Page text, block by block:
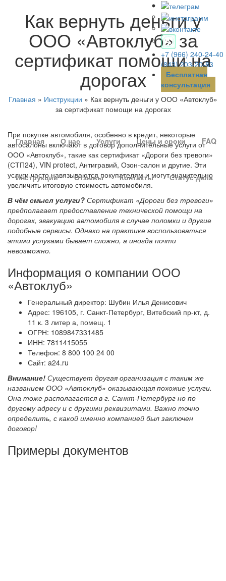
+7 (966) 240-24-40
(843) 203-20-83
Бесплатная
консультация
Главная О нас Услуги Цены и сроки FAQ
Инструкции Отзывы Контакты Статус дела
Как вернуть деньги у
ООО «Автоклуб» за
сертификат помощи на
дорогах
Главная » Инструкции » Как вернуть деньги у ООО «Автоклуб»
за сертификат помощи на дорогах
При покупке автомобиля, особенно в кредит, некоторые
автосалоны включают в договор дополнительные услуги от
ООО «Автоклуб», такие как сертификат «Дороги без тревоги»
(СТП24), VIN protect, Антигравий, Озон-салон и другие. Эти
услуги часто навязываются покупателям и могут значительно
увеличить итоговую стоимость автомобиля.
В чём смысл услуги? Сертификат «Дороги без тревоги»
предполагает предоставление технической помощи на
дорогах, эвакуацию автомобиля в случае поломки и другие
подобные сервисы. Однако на практике воспользоваться
этими услугами бывает сложно, а иногда почти
невозможно.
Информация о компании ООО
«Автоклуб»
Генеральный директор: Шубин Илья Денисович
Адрес: 196105, г. Санкт-Петербург, Витебский пр-кт, д.
11 к. 3 литер а, помещ. 1
ОГРН: 1089847331485
ИНН: 7811415055
Телефон: 8 800 100 24 00
Сайт: a24.ru
Внимание! Существует другая организация с таким же
названием ООО «Автоклуб» оказывающая похожие услуги.
Она тоже располагается в г. Санкт-Петербург но по
другому адресу и с другими реквизитами. Важно точно
определить, с какой именно компанией был заключен
договор!
Примеры документов